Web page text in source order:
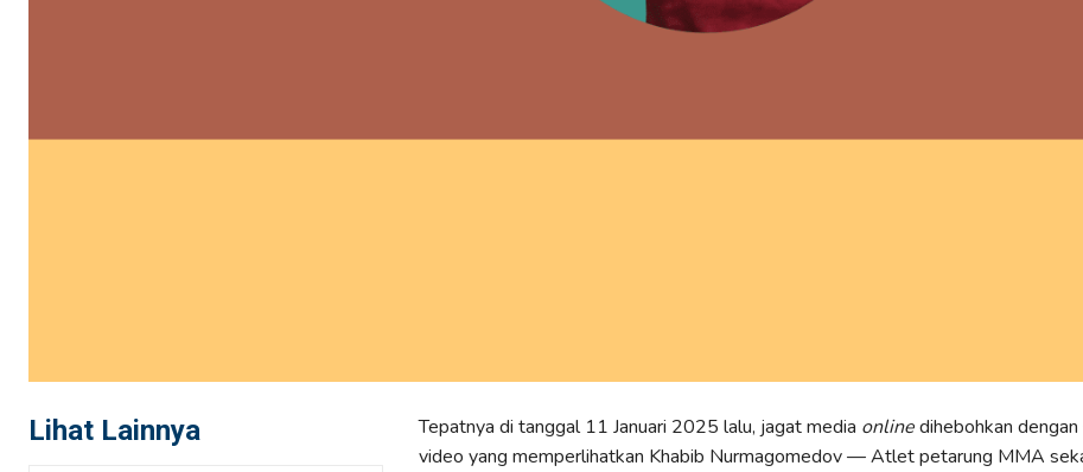
Lihat Lainnya Tepatnya di tanggal 11 Januari 2025 lalu, jagat media onlinedihebohkan dengan
video yang memperlihatkan Khabib Nurmagomedov — Atlet petarung MMA